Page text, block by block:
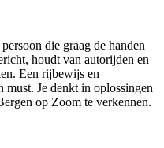
die graag de handen
houdt van autorijden en
Een rijbewijs en
must. Je denkt in oplossingen
op Zoom te verkennen.